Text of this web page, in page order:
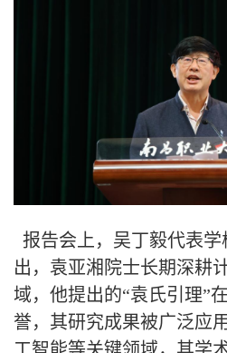
报告会上，吴丁毅代表
出，袁亚湘院士长期深耕
域，他提出的“袁氏引理”
誉，其研究成果被广泛应